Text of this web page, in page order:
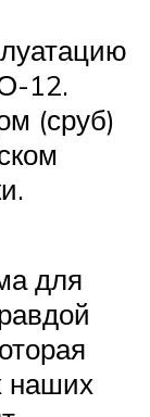
12.
(сруб)
для
наших